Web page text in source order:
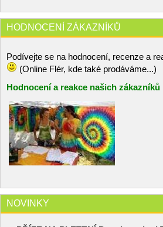
HODNOCENÍ ZÁKAZNÍKŮ
Podívejte se na hodnocení, recenze a
(Online Flér, kde také prodáváme...)
Hodnocení a reakce našich zákazníků
NOVINKY